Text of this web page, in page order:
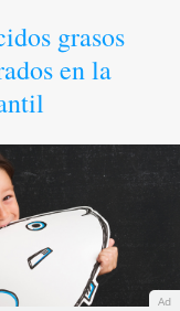
grasos
en la
Ad